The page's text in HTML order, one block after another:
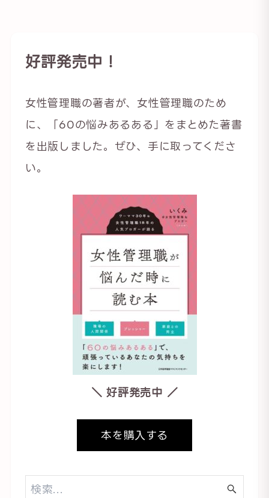
好評発売中！
女性管理職の著者が、女性管理職のため
に、「60の悩みあるある」をまとめた著書
を出版しました。ぜひ、手に取ってくださ
い。
＼ 好評発売中 ／
本を購入する